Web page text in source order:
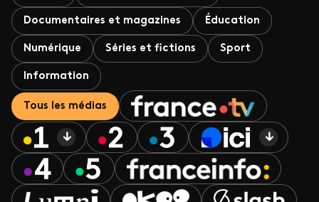
Documentaires et magazines Éducation
Numérique Séries et fictions Sport
Information
Tous les médias